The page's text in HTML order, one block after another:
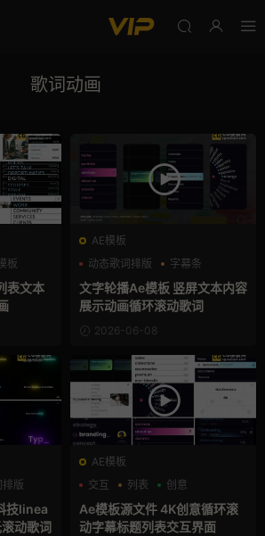
歌词动画
板
表文本
AE模板
动态歌词排版
字幕条
字幕模板
文字轮播Ae模板 竖屏文本内容
展示动画循环滚动歌词
2026-06-08
排版
技linea
动歌词
AE模板
交互
列表 创意
Ae模板源文件 4K创意循环滚
动字幕标题列表交互界面